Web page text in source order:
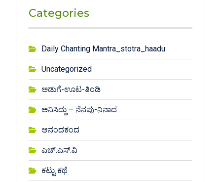
Categories
Daily Chanting Mantra_stotra_haadu
Uncategorized
ಅಡುಗೆ-ಊಟ-ತಿಂಡಿ
ಅನಿಸಿದ್ದು – ನೆನಪು-ನಿನಾದ
ಆನಂದಕಂದ
ಎಚ್.ಎಸ್.ವಿ
ಕಟ್ಟು ಕಥೆ